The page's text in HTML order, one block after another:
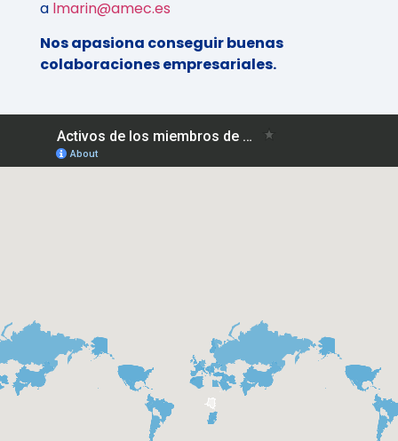
a lmarin@amec.es
Nos apasiona conseguir buenas
colaboraciones empresariales.